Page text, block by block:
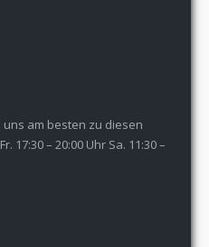
am besten zu diesen
17:30 – 20:00 Uhr Sa. 11:30 –